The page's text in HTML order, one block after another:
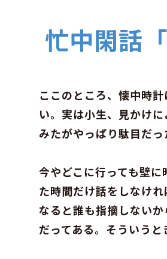
忙中閑話
ここのところ、懐中時
い。実は小生、見かけ
みたがやっぱり駄目だ
今やどこに行っても壁
た時間だけ話をしなけ
なると誰も指摘しない
だってある。そういうと